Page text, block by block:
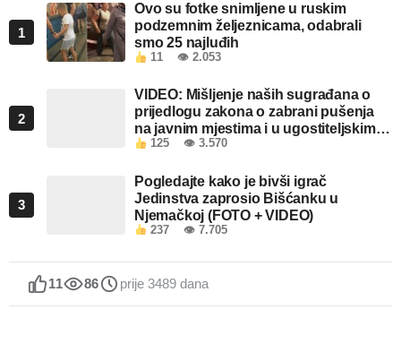
1
Ovo su fotke snimljene u ruskim
podzemnim željeznicama, odabrali
smo 25 najluđih
11 👁 2.053
2
VIDEO: Mišljenje naših sugrađana o
prijedlogu zakona o zabrani pušenja
na javnim mjestima i u ugostiteljskim
objektima u FBiH
125 👁 3.570
3
Pogledajte kako je bivši igrač
Jedinstva zaprosio Bišćanku u
Njemačkoj (FOTO + VIDEO)
237 👁 7.705
11 86 prije 3489 dana